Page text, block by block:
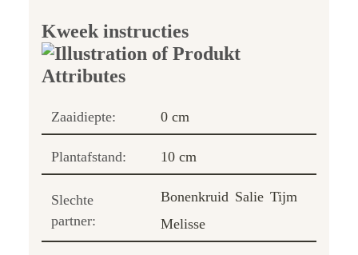
Kweek instructies
Zaaidiepte: 0 cm
Plantafstand: 10 cm
Slechte
partner:
Bonenkruid Salie Tijm
Melisse